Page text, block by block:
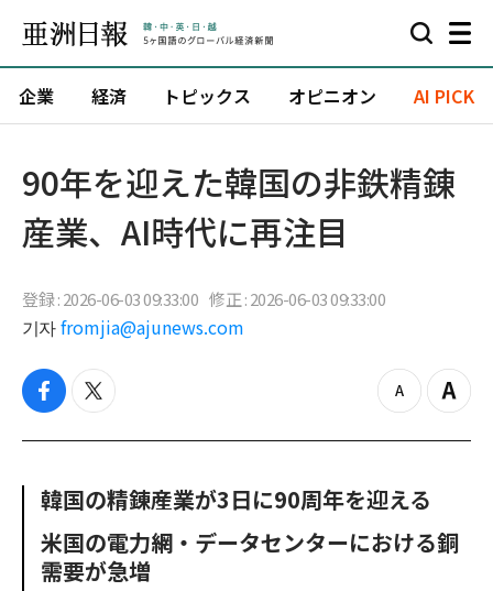
企業 経済 トピックス オピニオン AI PICK
90年を迎えた韓国の非鉄精錬
産業、AI時代に再注目
登録 : 2026-06-03 09:33:00 修正 : 2026-06-03 09:33:00
기자 fromjia@ajunews.com
f
c
o
k
t
i
e
z
o
u
Z
o
韓国の精錬産業が3日に90周年を迎える
米国の電力網・データセンターにおける銅
需要が急増